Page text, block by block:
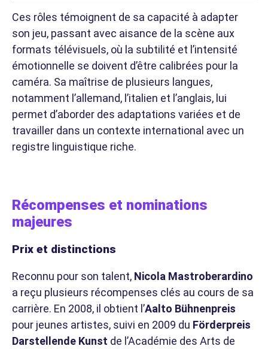
Ces rôles témoignent de sa capacité à adapter
son jeu, passant avec aisance de la scène aux
formats télévisuels, où la subtilité et l’intensité
émotionnelle se doivent d’être calibrées pour la
caméra. Sa maîtrise de plusieurs langues,
notamment l’allemand, l’italien et l’anglais, lui
permet d’aborder des adaptations variées et de
travailler dans un contexte international avec un
registre linguistique riche.
Récompenses et nominations
majeures
Prix et distinctions
Reconnu pour son talent, Nicola Mastroberardino
a reçu plusieurs récompenses clés au cours de sa
carrière. En 2008, il obtient l’Aalto Bühnenpreis
pour jeunes artistes, suivi en 2009 du Förderpreis
Darstellende Kunst de l’Académie des Arts de